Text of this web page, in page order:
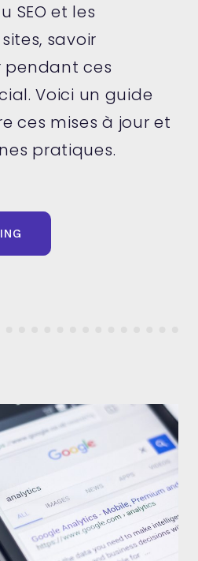
SEO et les
savoir
ces
Voici un guide
ces mises à jour et
pratiques.
DE